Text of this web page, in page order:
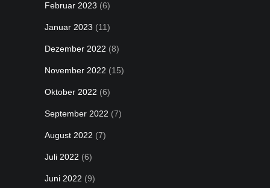
Februar 2023 (6)
Januar 2023 (11)
Dezember 2022 (8)
November 2022 (15)
Oktober 2022 (6)
September 2022 (7)
August 2022 (7)
Juli 2022 (6)
Juni 2022 (9)